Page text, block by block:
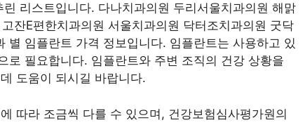
리스트입니다. 다나치과의원 두리서울치과의원 해맑
잔E편한치과의원 서울치과의원 닥터조치과의원 굿닥
별 임플란트 가격 정보입니다. 임플란트는 사용하고 있
로 필요합니다. 임플란트와 주변 조직의 건강 상황을
도움이 되시길 바랍니다.
따라 조금씩 다를 수 있으며, 건강보험심사평가원의